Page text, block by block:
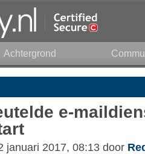
Achtergrond
e-
januari 2017, 08:13 door